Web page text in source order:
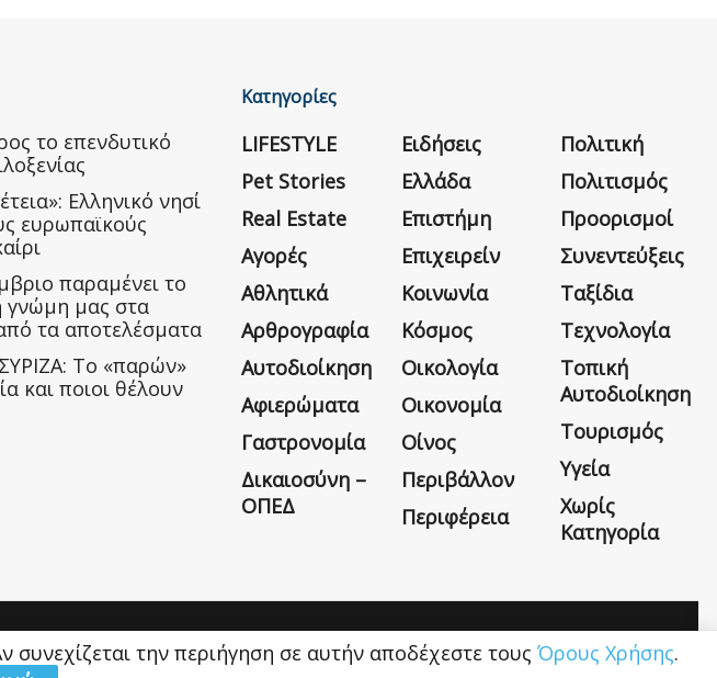
το επενδυτικό
Ελληνικό νησί
ευρωπαϊκούς
παραμένει το
γνώμη μας στα
τα αποτελέσματα
Το «παρών»
και ποιοι θέλουν
Κατηγορίες
LIFESTYLE
Pet Stories
Real Estate
Αγορές
Αθλητικά
Αρθρογραφία
Αυτοδιοίκηση
Αφιερώματα
Γαστρονομία
Δικαιοσύνη –
ΟΠΕΔ
Ειδήσεις
Ελλάδα
Επιστήμη
Επιχειρείν
Κοινωνία
Κόσμος
Οικολογία
Οικονομία
Οίνος
Περιβάλλον
Περιφέρεια
Πολιτική
Πολιτισμός
Προορισμοί
Συνεντεύξεις
Ταξίδια
Τεχνολογία
Τοπική
Αυτοδιοίκηση
Τουρισμός
Υγεία
Χωρίς
Κατηγορία
Η εταιρεία Όροι Χρήσης Επικοινωνία
συνεχίζεται την περιήγηση σε αυτήν αποδέχεστε τους Όρους Χρήσης.